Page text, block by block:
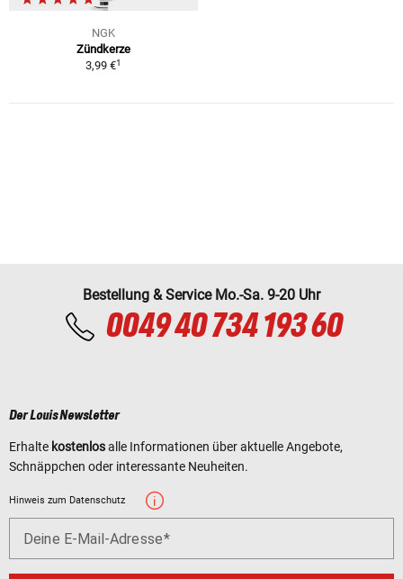
NGK
Zündkerze
3,99 €1
Bestellung & Service Mo.-Sa. 9-20 Uhr
0049 40 734 193 60
Der Louis Newsletter
Erhalte kostenlosalle Informationen über aktuelle Angebote,
Schnäppchen oder interessante Neuheiten.
Hinweis zum Datenschutz
Deine E-Mail-Adresse